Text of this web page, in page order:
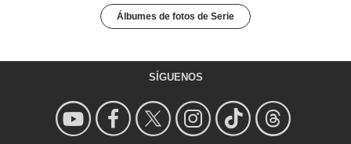
Álbumes de fotos de Serie
SÍGUENOS